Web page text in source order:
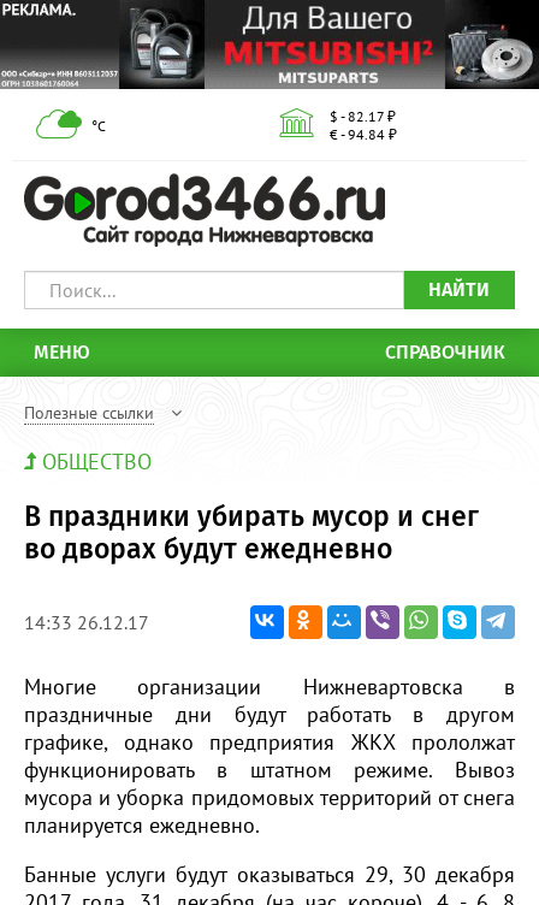
°С
$ - 82.17 ₽
€ - 94.84 ₽
НАЙТИ
МЕНЮ СПРАВОЧНИК
Полезные ссылки
ОБЩЕСТВО
В праздники убирать мусор и снег
во дворах будут ежедневно
14:33 26.12.17
Многие организации Нижневартовска в
праздничные дни будут работать в другом
графике, однако предприятия ЖКХ прололжат
функционировать в штатном режиме. Вывоз
мусора и уборка придомовых территорий от снега
планируется ежедневно.
Банные услуги будут оказываться 29, 30 декабря